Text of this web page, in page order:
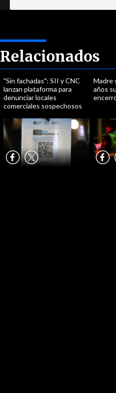
Relacionados
"Sin fachadas": SII y CNC
lanzan plataforma para
denunciar locales
comerciales sospechosos
Madre
años